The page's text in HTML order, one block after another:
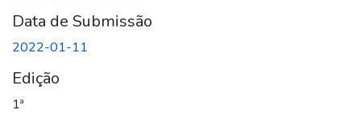
Data de Submissão
2022-01-11
Edição
1ª